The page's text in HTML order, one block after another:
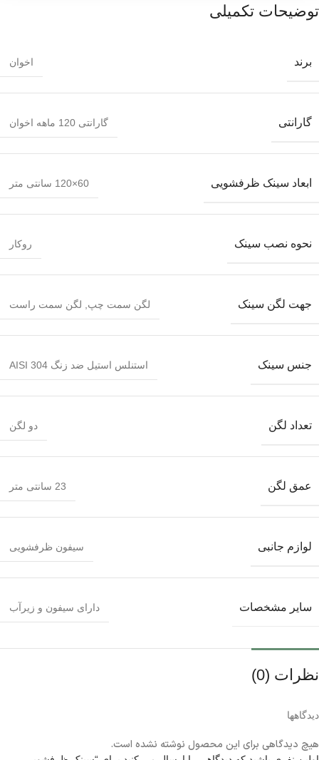
توضیحات تکمیلی
برند اخوان
گارانتی گارانتی 120 ماهه اخوان
ابعاد سینک ظرفشویی 60×120 سانتی متر
نحوه نصب سینک روکار
جهت لگن سینک لگن سمت چپ لگن سمت راست
جنس سینک استنلس استیل ضد زنگ AISI 304
تعداد لگن دو لگن
عمق لگن 23 سانتی متر
لوازم جانبی سیفون ظرفشویی
سایر مشخصات دارای سیفون و زیرآب
نظرات (0)
دیدگاهها
هیچ دیدگاهی برای این محصول نوشته نشده است.